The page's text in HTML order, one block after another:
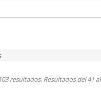
103 resultados. Resultados del 41